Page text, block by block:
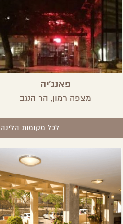
פאנג'יה
מצפה רמון, הר הנגב
לכל מקומות הלינה